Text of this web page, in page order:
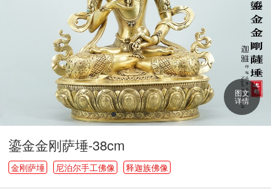
图文
详情
鎏金金刚萨埵-38cm
金刚萨埵 尼泊尔手工佛像 释迦族佛像